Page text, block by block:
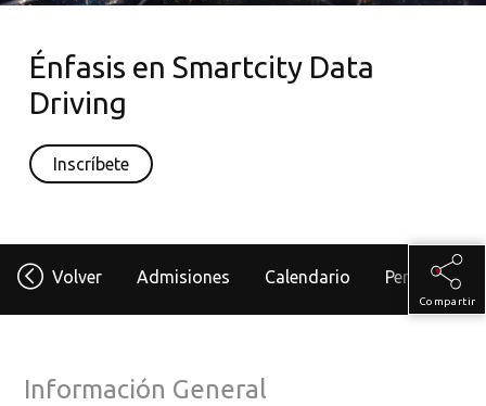
Énfasis en Smartcity Data
Driving
Inscríbete
Volver Admisiones Calendario Perfil Del
Compartir
Información General